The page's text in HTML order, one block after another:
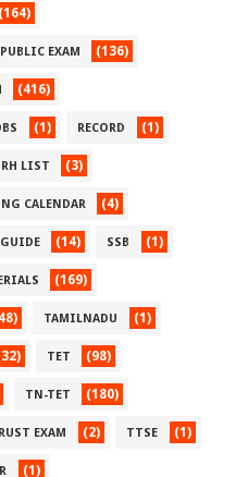
(164)
PUBLIC EXAM (136)
(416)
(1) RECORD (1)
RH LIST (3)
CALENDAR (4)
GUIDE (14) SSB (1)
(169)
TAMILNADU (1)
TET (98)
TN-TET (180)
EXAM (2) TTSE (1)
(1)